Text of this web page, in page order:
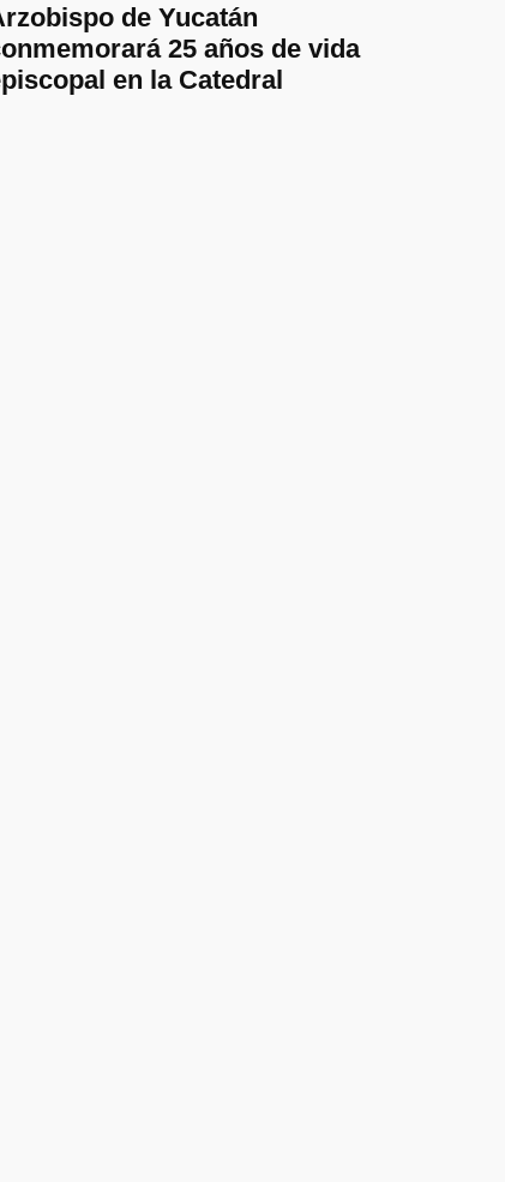
de Yucatán
25 años de vida
en la Catedral